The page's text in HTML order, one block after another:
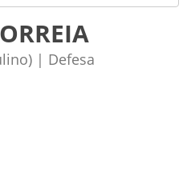
| Defesa